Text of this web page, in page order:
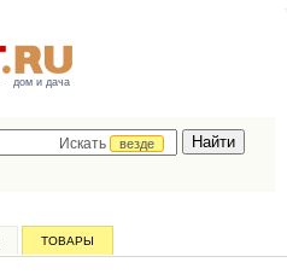
дом и дача
Искать
везде
ТОВАРЫ